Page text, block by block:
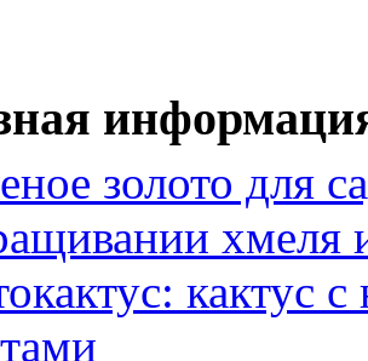
золото для
хмеля
кактус